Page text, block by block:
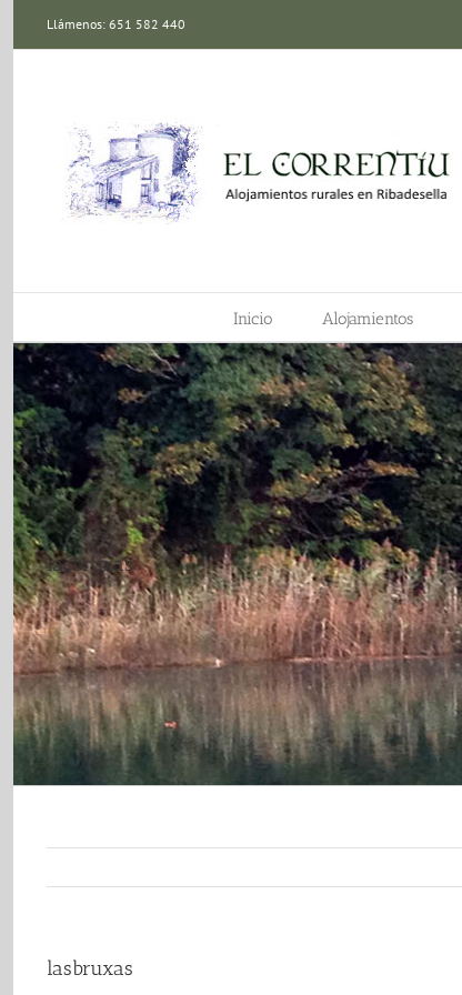
Llámenos: 651 582 440
Inicio Alojamientos
lasbruxas
lasbruxas